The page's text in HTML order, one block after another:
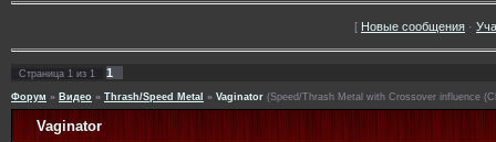
[ Новые сообщения ·
Страница 1 из 1 1
Форум » Видео » Thrash/Speed Metal » Vaginator (Speed/Thrash Metal with Crossover influence
Vaginator